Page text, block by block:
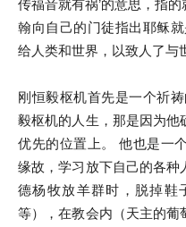
传福音就有祸’的意思，指
翰向自己的门徒指出耶稣
给人类和世界，以致人了与
刚恒毅枢机首先是一个祈
毅枢机的人生，那是因为
优先的位置上。 他也是一
缘故，学习放下自己的各
德杨牧放羊群时，脱掉鞋
等），在教会内（天主的